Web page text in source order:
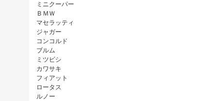
ミニクーパー
ＢＭＷ
マセラッティ
ジャガー
コンコルド
ブルム
ミツビシ
カワサキ
フィアット
ロータス
ルノー